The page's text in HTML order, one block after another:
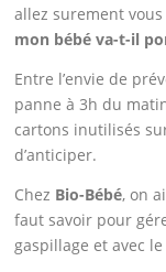
allez surement
mon bébé va-t-il
Entre l’envie de
panne à 3h du
cartons inutilisés
d’anticiper.
Chez Bio-Bébé, on
faut savoir pour
gaspillage et avec